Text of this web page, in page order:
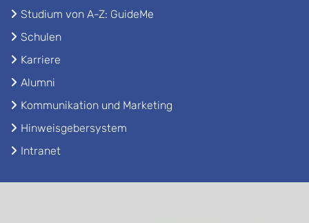
Studium von A-Z: GuideMe
Schulen
Karriere
Alumni
Kommunikation und Marketing
Hinweisgebersystem
Intranet